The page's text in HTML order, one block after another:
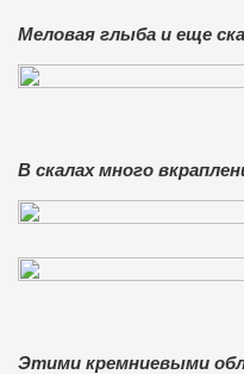
Меловая глыба и еще
В скалах много
Этими кремниевыми